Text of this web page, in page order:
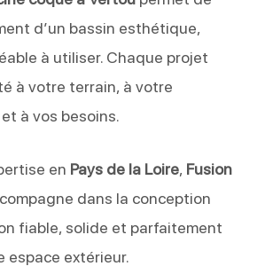
d’un bassin esthétique,
à utiliser. Chaque projet
à votre terrain, à votre
à vos besoins.
en Pays de la Loire, Fusion
dans la conception
fiable, solide et parfaitement
espace extérieur.